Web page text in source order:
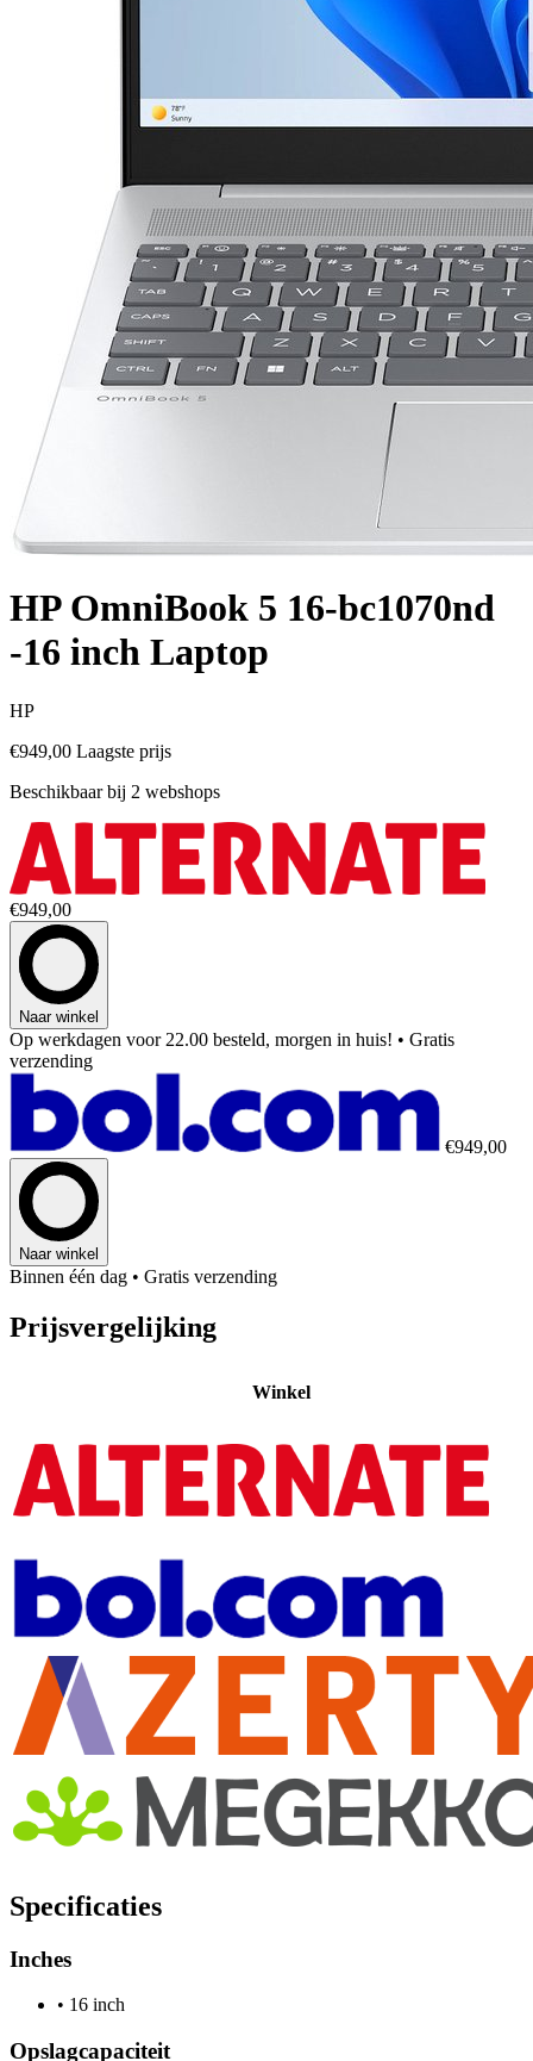
HP OmniBook 5 16-bc1070nd
-16 inch Laptop
HP
€949,00 Laagste prijs
Beschikbaar bij 2 webshops
€949,00
Naar winkel
Op werkdagen voor 22.00 besteld, morgen in huis! • Gratis
verzending
€949,00
Naar winkel
Binnen één dag • Gratis verzending
Prijsvergelijking
Winkel
Specificaties
Inches
• 16 inch
Opslagcapaciteit